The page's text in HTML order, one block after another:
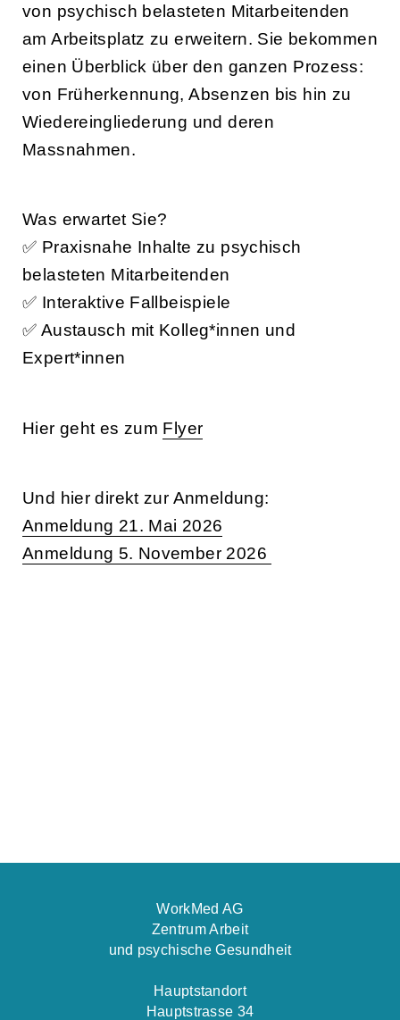
von psychisch belasteten Mitarbeitenden
am Arbeitsplatz zu erweitern. Sie bekommen
einen Überblick über den ganzen Prozess:
von Früherkennung, Absenzen bis hin zu
Wiedereingliederung und deren
Massnahmen.
Was erwartet Sie?
✅ Praxisnahe Inhalte zu psychisch
belasteten Mitarbeitenden
✅ Interaktive Fallbeispiele
✅ Austausch mit Kolleg*innen und
Expert*innen
Hier geht es zum Flyer
Und hier direkt zur Anmeldung:
Anmeldung 21. Mai 2026
Anmeldung 5. November 2026
WorkMed AG
Zentrum Arbeit
und psychische Gesundheit
Hauptstandort
Hauptstrasse 34